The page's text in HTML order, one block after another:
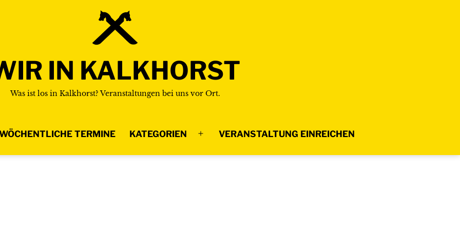
IN KALKHORST
Was ist los in Kalkhorst? Veranstaltungen bei uns vor Ort.
TERMINE KATEGORIEN
Menü VERANSTALTUNG EINREICHEN